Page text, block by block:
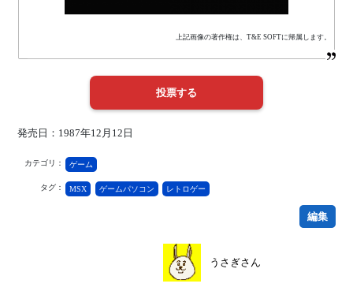
上記画像の著作権は、T&E SOFTに帰属します。
発売日：1987年12月12日
カテゴリ： ゲーム
タグ： MSX ゲームパソコン レトロゲー
編集
うさぎさん